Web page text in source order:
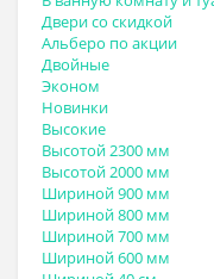
Двери со скидкой
Альберо по акции
Двойные
Эконом
Новинки
Высокие
Высотой 2300 мм
Высотой 2000 мм
Шириной 900 мм
Шириной 800 мм
Шириной 700 мм
Шириной 600 мм